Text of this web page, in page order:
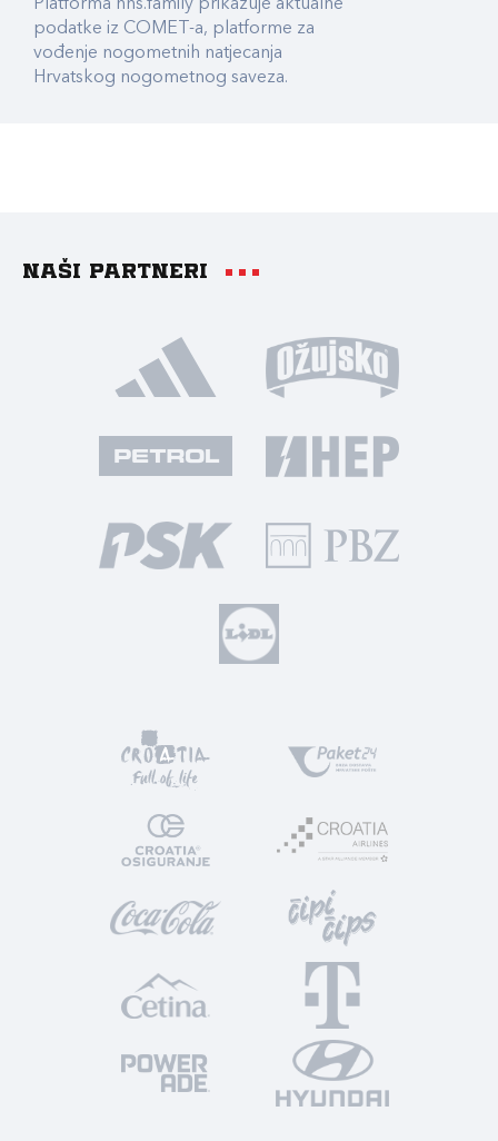
Platforma hns.family prikazuje aktualne
podatke iz COMET-a, platforme za
vođenje nogometnih natjecanja
Hrvatskog nogometnog saveza.
Naši partneri